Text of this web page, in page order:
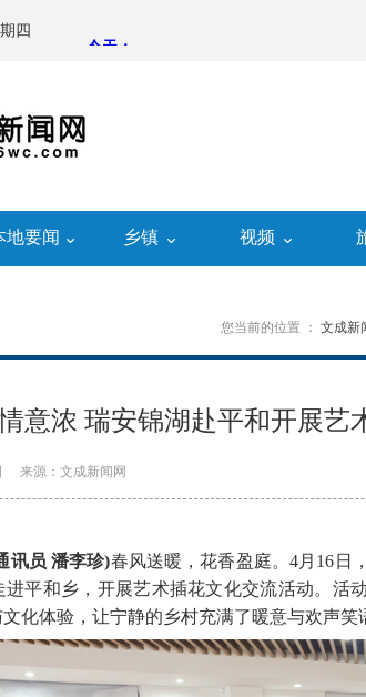
四
地要闻 乡镇 视频
您当前的位置 ： 文成新
意浓 瑞安锦湖赴平和开展艺
来源：文成新闻网
讯员 潘李珍)春风送暖，花香盈庭。4月16日
平和乡，开展艺术插花文化交流活动。活
化体验，让宁静的乡村充满了暖意与欢声笑